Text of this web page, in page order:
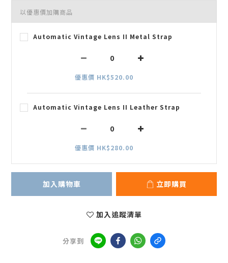
以優惠價加購商品
Automatic Vintage Lens II Metal Strap
優惠價 HK$520.00
Automatic Vintage Lens II Leather Strap
優惠價 HK$280.00
加入購物車 立即購買
加入追蹤清單
分享到